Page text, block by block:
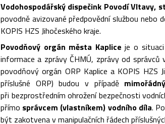
Vodohospodářský dispečink Povodí Vltavy,
povodně avizované předpovědní službou nebo
KOPIS HZS Jihočeského kraje.
Povodňový orgán města Kaplice je o
informace a zprávy ČHMÚ, zprávy od
povodňový orgán ORP Kaplice a KOPIS HZS
příslušné ORP) budou v případě
při bezprostředním ohrožení bezpečnosti
přímo správcem (vlastníkem) vodního díla.
být zakotvena v manipulačních řádech